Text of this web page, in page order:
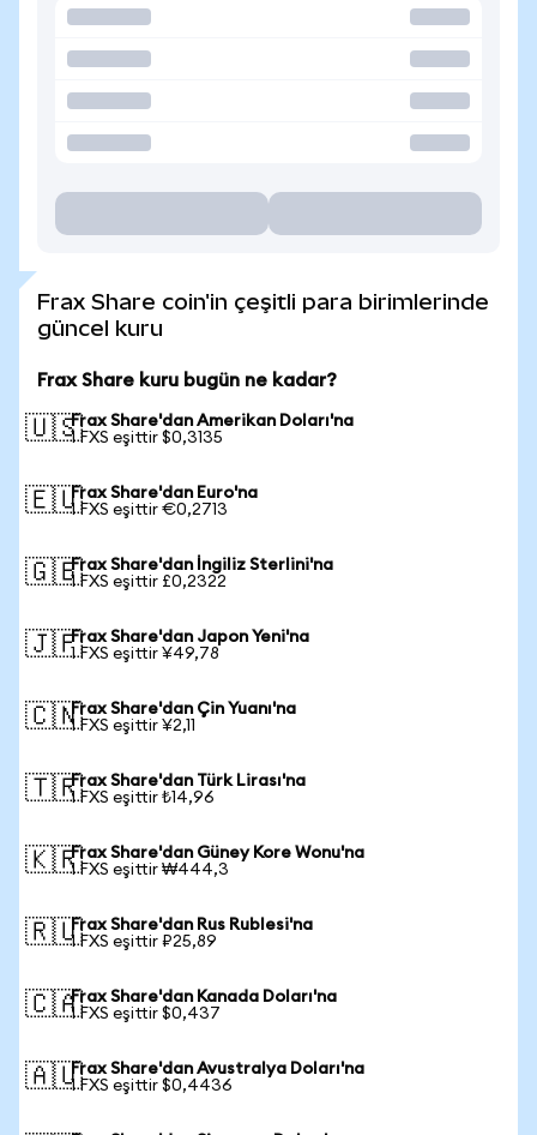
Frax Share coin'in çeşitli para birimlerinde
güncel kuru
Frax Share kuru bugün ne kadar?
🇺🇸Frax Share'dan Amerikan Doları'na
1 FXS eşittir $0,3135
🇪🇺Frax Share'dan Euro'na
1 FXS eşittir €0,2713
🇬🇧Frax Share'dan İngiliz Sterlini'na
1 FXS eşittir £0,2322
🇯🇵Frax Share'dan Japon Yeni'na
1 FXS eşittir ¥49,78
🇨🇳Frax Share'dan Çin Yuanı'na
1 FXS eşittir ¥2,11
🇹🇷Frax Share'dan Türk Lirası'na
1 FXS eşittir ₺14,96
🇰🇷Frax Share'dan Güney Kore Wonu'na
1 FXS eşittir ₩444,3
🇷🇺Frax Share'dan Rus Rublesi'na
1 FXS eşittir ₽25,89
🇨🇦Frax Share'dan Kanada Doları'na
1 FXS eşittir $0,437
🇦🇺Frax Share'dan Avustralya Doları'na
1 FXS eşittir $0,4436